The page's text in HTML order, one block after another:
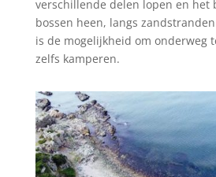
verschillende delen lopen en het
bossen heen, langs
is de mogelijkheid om onderweg
zelfs kamperen.